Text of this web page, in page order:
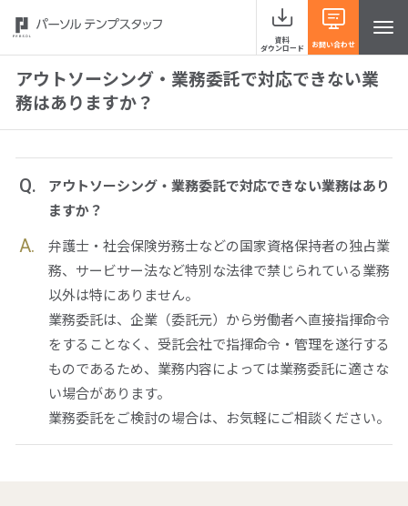
資料
ダウンロード お問い合わせ
事例紹介
当社の強み
お役立ち情報 HRナレッジライン
よくあるご質問
アウトソーシング・業務委託で対応できない業
務はありますか？
Q.
アウトソーシング・業務委託で対応できない業務はあり
ますか？
A.
弁護士・社会保険労務士などの国家資格保持者の独占業
務、サービサー法など特別な法律で禁じられている業務
以外は特にありません。
業務委託は、企業（委託元）から労働者へ直接指揮命令
をすることなく、受託会社で指揮命令・管理を遂行する
ものであるため、業務内容によっては業務委託に適さな
い場合があります。
業務委託をご検討の場合は、お気軽にご相談ください。